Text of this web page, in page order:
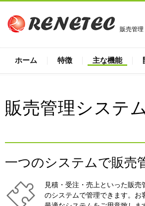
販売管理
ホーム 特徴 主な機能
販売管理システ
一つのシステムで販売
見積・受注・売上といった販
のシステムで管理できます。お